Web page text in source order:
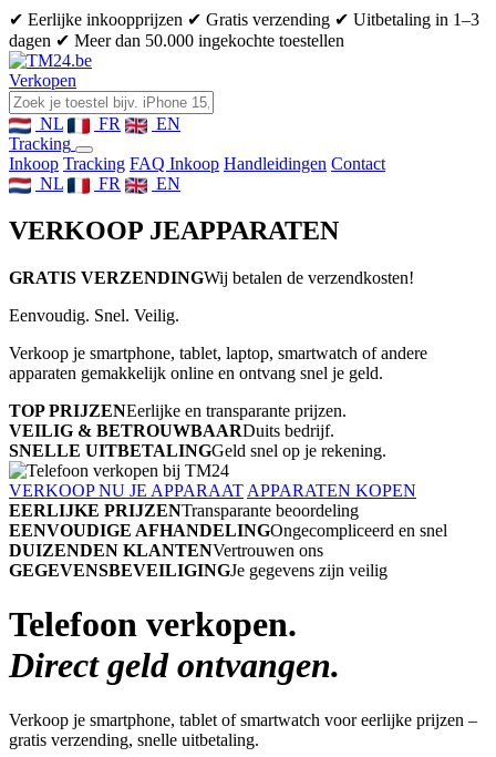
✔ Eerlijke inkoopprijzen ✔ Gratis verzending ✔ Uitbetaling in 1–3
dagen ✔ Meer dan 50.000 ingekochte toestellen
Verkopen
NL FR
EN
Tracking
Inkoop Tracking FAQ Inkoop Handleidingen Contact
NL
FR EN
VERKOOP JEAPPARATEN
GRATIS VERZENDINGWij betalen de verzendkosten!
Eenvoudig. Snel. Veilig.
Verkoop je smartphone, tablet, laptop, smartwatch of andere
apparaten gemakkelijk online en ontvang snel je geld.
TOP PRIJZENEerlijke en transparante prijzen.
VEILIG & BETROUWBAARDuits bedrijf.
SNELLE UITBETALINGGeld snel op je rekening.
VERKOOP NU JE APPARAAT APPARATEN KOPEN
EERLIJKE PRIJZENTransparante beoordeling
EENVOUDIGE AFHANDELINGOngecompliceerd en snel
DUIZENDEN KLANTENVertrouwen ons
GEGEVENSBEVEILIGINGJe gegevens zijn veilig
Telefoon verkopen.
Direct geld ontvangen.
Verkoop je smartphone, tablet of smartwatch voor eerlijke prijzen –
gratis verzending, snelle uitbetaling.